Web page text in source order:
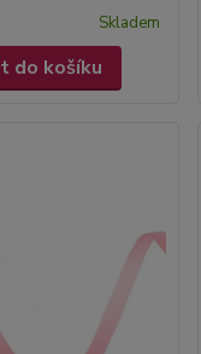
Skladem
do košíku